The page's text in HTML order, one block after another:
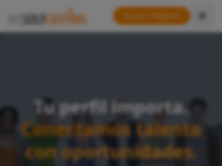
Acceso / Registro
Tu perfil importa.
Conectamos talento
con oportunidades.